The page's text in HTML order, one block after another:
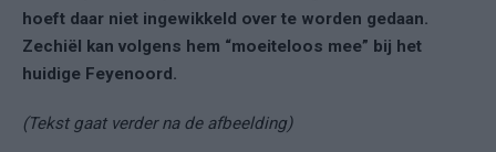
hoeft daar niet ingewikkeld over te worden gedaan.
Zechiël kan volgens hem “moeiteloos mee” bij het
huidige Feyenoord.
(Tekst gaat verder na de afbeelding)